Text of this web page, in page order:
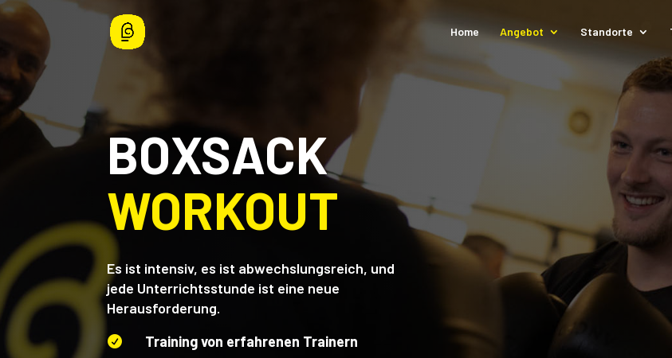
Home Angebot Standorte
BOXSACK
WORKOUT
Es ist intensiv, es ist abwechslungsreich, und
jede Unterrichtsstunde ist eine neue
Herausforderung.
 Training von erfahrenen Trainern